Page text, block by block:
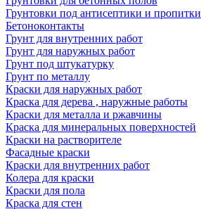
Грунтовки под антисептики и пропитки
Бетоноконтакты
Грунт для внутренних работ
Грунт для наружных работ
Грунт под штукатурку
Грунт по металлу
Краски для наружных работ
Краска для дерева , наружные работы
Краски для металла и ржавчины
Краска для минеральных поверхностей
Краски на растворителе
Фасадные краски
Краски для внутренних работ
Колера для краски
Краски для пола
Краска для стен